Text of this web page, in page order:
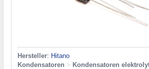
Hersteller: Hitano
Kondensatoren > Kondensatoren